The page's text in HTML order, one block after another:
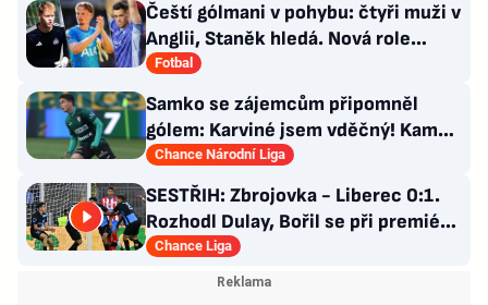
Čeští gólmani v pohybu: čtyři muži v
Anglii, Staněk hledá. Nová role
Kinského
Fotbal
Samko se zájemcům připomněl
gólem: Karviné jsem vděčný! Kam
může odejít Štorman?
Chance Národní Liga
SESTŘIH: Zbrojovka - Liberec 0:1.
Rozhodl Dulay, Bořil se při premiéře
za Slovan zranil
Chance Liga